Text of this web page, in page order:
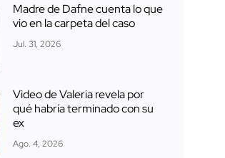
Madre de Dafne cuenta lo que
vio en la carpeta del caso
Jul. 31, 2026
Video de Valeria revela por
qué habría terminado con su
ex
Ago. 4, 2026